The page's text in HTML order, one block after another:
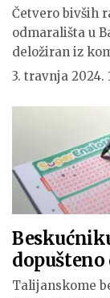
Četvero bivših
odmarališta u
deložiran iz
3. travnja 2024.
Talijanskome